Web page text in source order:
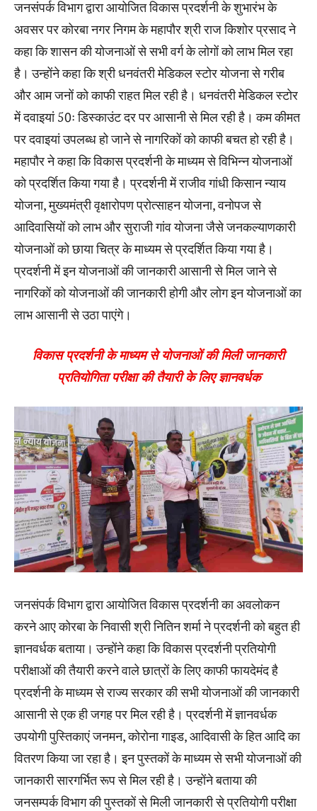
जनसंपर्क विभाग द्वारा आयोजित विकास प्रदर्शनी के शुभारंभ के
अवसर पर कोरबा नगर निगम के महापौर श्री राज किशोर प्रसाद ने
कहा कि शासन की योजनाओं से सभी वर्ग के लोगों को लाभ मिल रहा
है। उन्होंने कहा कि श्री धनवंतरी मेडिकल स्टोर योजना से गरीब
और आम जनों को काफी राहत मिल रही है। धनवंतरी मेडिकल स्टोर
में दवाइयां 50ः डिस्काउंट दर पर आसानी से मिल रही है। कम कीमत
पर दवाइयां उपलब्ध हो जाने से नागरिकों को काफी बचत हो रही है।
महापौर ने कहा कि विकास प्रदर्शनी के माध्यम से विभिन्न योजनाओं
को प्रदर्शित किया गया है। प्रदर्शनी में राजीव गांधी किसान न्याय
योजना, मुख्यमंत्री वृक्षारोपण प्रोत्साहन योजना, वनोपज से
आदिवासियों को लाभ और सुराजी गांव योजना जैसे जनकल्याणकारी
योजनाओं को छाया चित्र के माध्यम से प्रदर्शित किया गया है।
प्रदर्शनी में इन योजनाओं की जानकारी आसानी से मिल जाने से
नागरिकों को योजनाओं की जानकारी होगी और लोग इन योजनाओं का
लाभ आसानी से उठा पाएंगे।
विकास प्रदर्शनी के माध्यम से योजनाओं की मिली जानकारी
प्रतियोगिता परीक्षा की तैयारी के लिए ज्ञानवर्धक
जनसंपर्क विभाग द्वारा आयोजित विकास प्रदर्शनी का अवलोकन
करने आए कोरबा के निवासी श्री नितिन शर्मा ने प्रदर्शनी को बहुत ही
ज्ञानवर्धक बताया। उन्होंने कहा कि विकास प्रदर्शनी प्रतियोगी
परीक्षाओं की तैयारी करने वाले छात्रों के लिए काफी फायदेमंद है
प्रदर्शनी के माध्यम से राज्य सरकार की सभी योजनाओं की जानकारी
आसानी से एक ही जगह पर मिल रही है। प्रदर्शनी में ज्ञानवर्धक
उपयोगी पुस्तिकाएं जनमन, कोरोना गाइड, आदिवासी के हित आदि का
वितरण किया जा रहा है। इन पुस्तकों के माध्यम से सभी योजनाओं की
जानकारी सारगर्भित रूप से मिल रही है। उन्होंने बताया की
जनसम्पर्क विभाग की पुस्तकों से मिली जानकारी से प्रतियोगी परीक्षा